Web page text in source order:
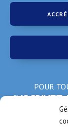
POUR
*Champs